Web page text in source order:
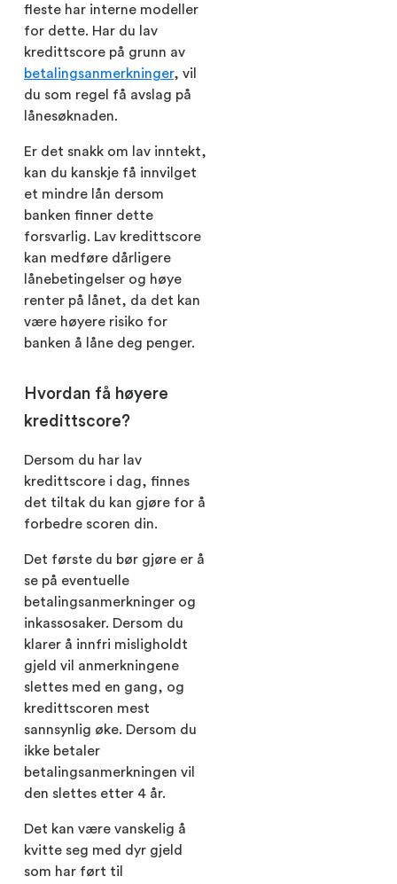
fleste har interne modeller
for dette. Har du lav
kredittscore på grunn av
betalingsanmerkninger, vil
du som regel få avslag på
lånesøknaden.
Er det snakk om lav inntekt,
kan du kanskje få innvilget
et mindre lån dersom
banken finner dette
forsvarlig. Lav kredittscore
kan medføre dårligere
lånebetingelser og høye
renter på lånet, da det kan
være høyere risiko for
banken å låne deg penger.
Hvordan få høyere
kredittscore?
Dersom du har lav
kredittscore i dag, finnes
det tiltak du kan gjøre for å
forbedre scoren din.
Det første du bør gjøre er å
se på eventuelle
betalingsanmerkninger og
inkassosaker. Dersom du
klarer å innfri misligholdt
gjeld vil anmerkningene
slettes med en gang, og
kredittscoren mest
sannsynlig øke. Dersom du
ikke betaler
betalingsanmerkningen vil
den slettes etter 4 år.
Det kan være vanskelig å
kvitte seg med dyr gjeld
som har ført til